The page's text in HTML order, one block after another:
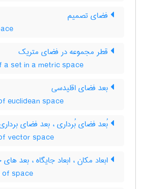
فضای تصمیم
قطر مجموعه در فضای متریک
a set in a metric space
بعد فضای اقلیدسی
euclidean space
بُعد فضای بُرداری ، بعد فضای
vector space
ابعاد مکان ، ابعاد جایگاه ، بعد های
of space